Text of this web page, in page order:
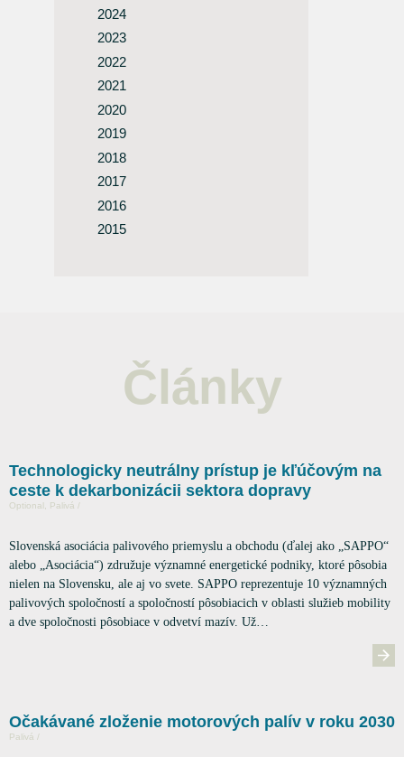
2024
2023
2022
2021
2020
2019
2018
2017
2016
2015
Články
Technologicky neutrálny prístup je kľúčovým na
ceste k dekarbonizácii sektora dopravy
Optional, Palivá /
Slovenská asociácia palivového priemyslu a obchodu (ďalej ako „SAPPO“
alebo „Asociácia“) združuje významné energetické podniky, ktoré pôsobia
nielen na Slovensku, ale aj vo svete. SAPPO reprezentuje 10 významných
palivových spoločností a spoločností pôsobiacich v oblasti služieb mobility
a dve spoločnosti pôsobiace v odvetví mazív. Už…
Očakávané zloženie motorových palív v roku 2030
Palivá /